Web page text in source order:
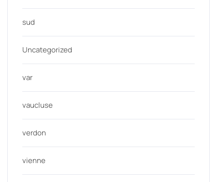
sud
Uncategorized
var
vaucluse
verdon
vienne